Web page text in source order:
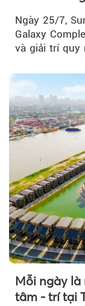
Ngày 25/7,
Galaxy
và giải trí quy
Mỗi ngày
tâm - trí tại